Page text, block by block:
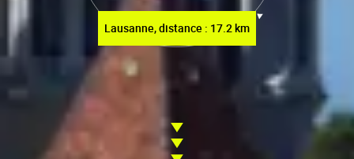
Lausanne, distance : 17.2 km